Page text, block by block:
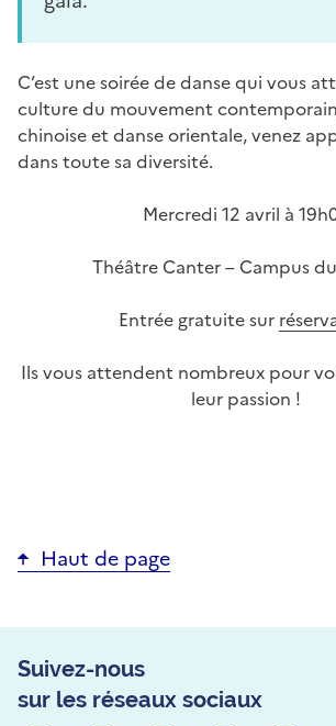
C’est une soirée de danse qui vous
culture du mouvement
chinoise et danse orientale, venez
dans toute sa diversité.
Mercredi 12 avril à
Théâtre Canter – Campus
Entrée gratuite sur
Ils vous attendent nombreux pour
leur passion !
Haut de page
Suivez-nous
sur les réseaux sociaux